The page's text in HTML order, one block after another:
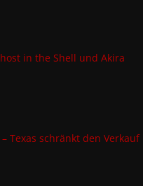
in the Shell und Akira
Texas schränkt den Verkauf